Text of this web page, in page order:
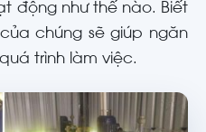
động như thế nào. Biết
chúng sẽ giúp ngăn
trình làm việc.